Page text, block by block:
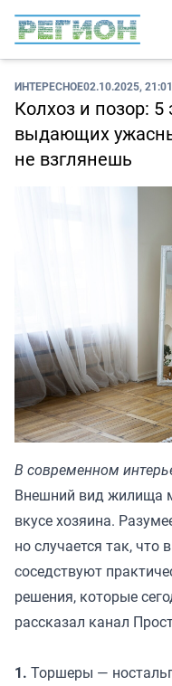
ИНТЕРЕСНОЕ02.10.2025, 21:01
Колхоз и позор:
выдающих
не взглянешь
В современном
Внешний вид жилища
вкусе хозяина.
но случается так, что
соседствуют
решения, которые
рассказал канал
1. Торшеры —